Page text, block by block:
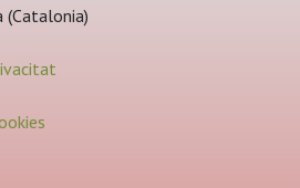
(Catalonia)